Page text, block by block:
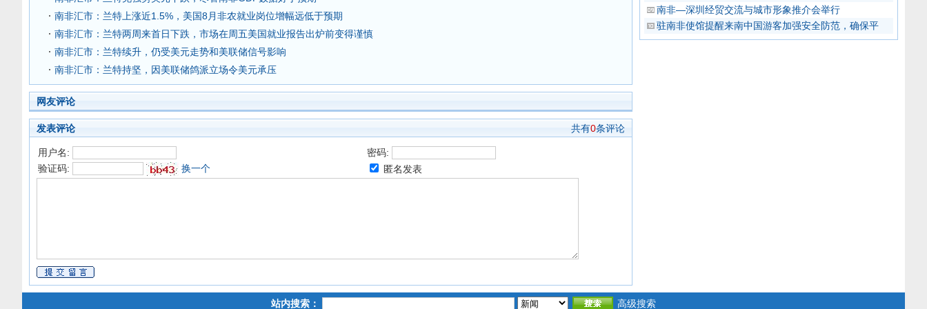
南非汇市：兰特上涨近1.5%，美国8月非农就业岗位增幅远低于预期
南非汇市：兰特两周来首日下跌，市场在周五美国就业报告出炉前变得谨慎
南非汇市：兰特续升，仍受美元走势和美联储信号影响
南非汇市：兰特持坚，因美联储鸽派立场令美元承压
网友评论
发表评论 共有0条评论
用户名:
密码:
验证码:
换一个 匿名发表
南非—深圳经贸交流与城市形象推介会举行
驻南非使馆提醒来南中国游客加强安全防范，确保平
站内搜索： 高级搜索